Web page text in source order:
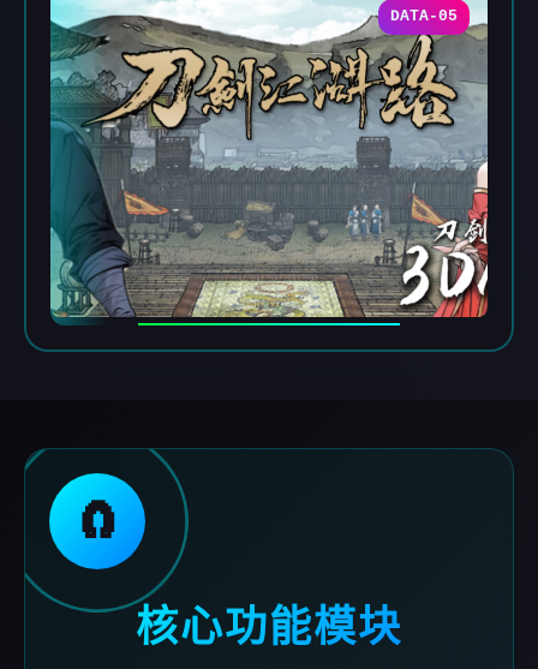
DATA-05
🧲
核心功能模块